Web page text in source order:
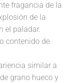
fragancia de la
de la
el paladar.
contenido de
similar a
grano hueco y